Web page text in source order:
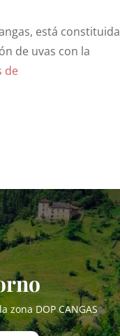
está constituida
de uvas con la
de
zona DOP CANGAS